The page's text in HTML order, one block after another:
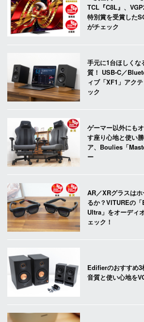
TCL『C8L』、
特別賞を受賞した
がチェック
手元に1台ほしく
質！ USB-C／
ィブ「XF1」アク
ック
ゲーマー以外にも
す座り心地と使い
ア、Boulies「
ー
AR／XRグラスは
るか？VITUREの
Ultra」をオーディ
ェック！
Edifierのおすすめ3
音質と使い心地を